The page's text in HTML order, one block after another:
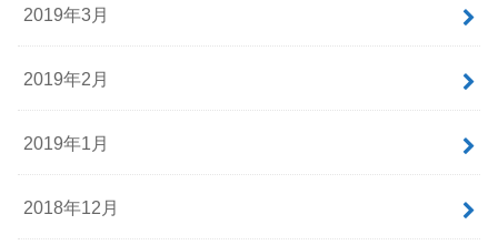
2019年3月
2019年2月
2019年1月
2018年12月